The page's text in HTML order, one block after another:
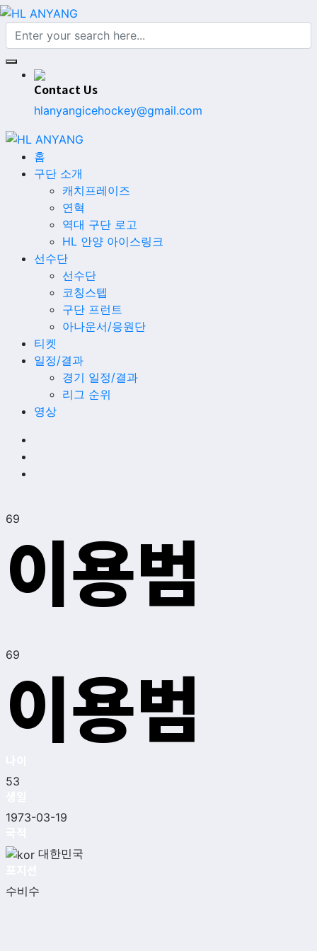
Contact Us
hlanyangicehockey@gmail.com
홈
구단 소개
캐치프레이즈
연혁
역대 구단 로고
HL 안양 아이스링크
선수단
선수단
코칭스텝
구단 프런트
아나운서/응원단
티켓
일정/결과
경기 일정/결과
리그 순위
영상
69
이용범
69
이용범
53
1973-03-19
대한민국
수비수